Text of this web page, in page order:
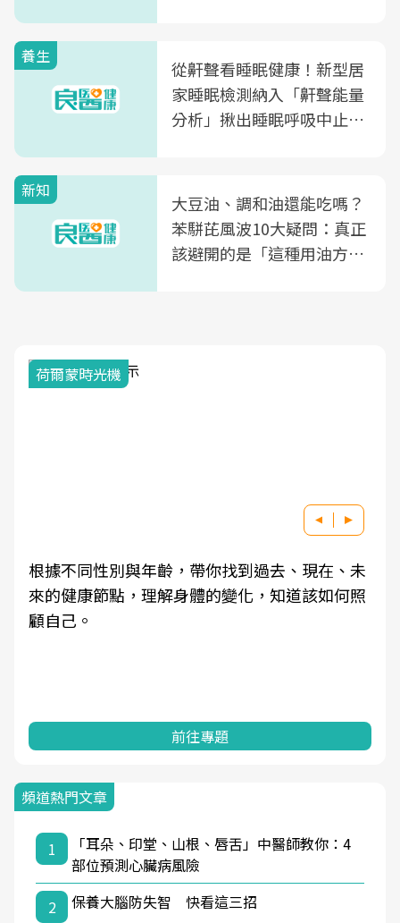
養生
從鼾聲看睡眠健康！新型居
家睡眠檢測納入「鼾聲能量
分析」揪出睡眠呼吸中止症
新知
大豆油、調和油還能吃嗎？
苯駢芘風波10大疑問：真正
該避開的是「這種用油方
荷爾蒙時光機
根據不同性別與年齡，帶你找到過去、現在、未
來的健康節點，理解身體的變化，知道該如何照
顧自己。
前往專題
頻道熱門文章
1
「耳朵、印堂、山根、唇舌」中醫師教你：4
部位預測心臟病風險
2
保養大腦防失智 快看這三招